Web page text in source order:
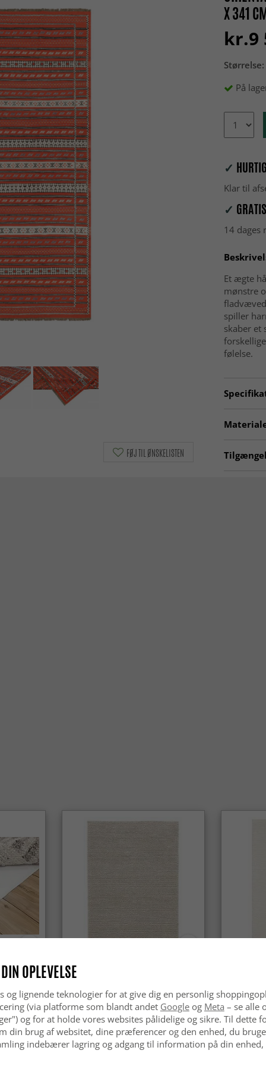
X 341
kr.9
Størrelse:
På
✓
Klar til
✓
14 dages
Et ægte
mønstre
spiller
skaber et
følelse.
FØJ TIL ØNSKELISTEN
Uldtæppe - Avafors Wool Bubble
kr.629 kr.629
OPLEVELSE
og lignende teknologier for at give dig en personlig
(via platforme som blandt andet Googleog Meta – se alle
og for at holde vores websites pålidelige og sikre. Til dette
din brug af websitet, dine præferencer og den enhed, du
indebærer lagring og adgang til information på din enhed,